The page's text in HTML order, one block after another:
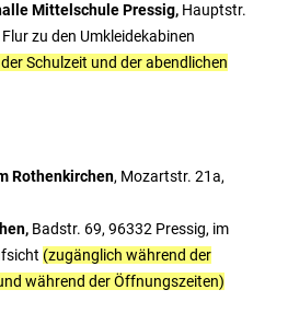
Mittelschule Pressig, Hauptstr.
zu den Umkleidekabinen
Schulzeit und der abendlichen
Rothenkirchen, Mozartstr. 21a,
Badstr. 69, 96332 Pressig, im
(zugänglich während der
während der Öffnungszeiten)